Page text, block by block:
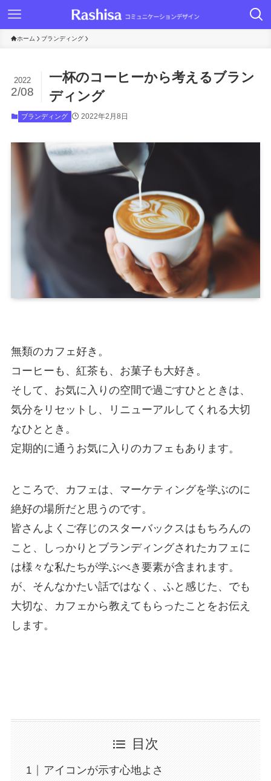
ホーム ブランディング
一杯のコーヒーから考えるブラン
ディング
2022
2/08
ブランディング 2022年2月8日
無類のカフェ好き。
コーヒーも、紅茶も、お菓子も大好き。
そして、お気に入りの空間で過ごすひとときは、
気分をリセットし、リニューアルしてくれる大切
なひととき。
定期的に通うお気に入りのカフェもあります。
ところで、カフェは、マーケティングを学ぶのに
絶好の場所だと思うのです。
皆さんよくご存じのスターバックスはもちろんの
こと、しっかりとブランディングされたカフェに
は様々な私たちが学ぶべき要素が含まれます。
が、そんなかたい話ではなく、ふと感じた、でも
大切な、カフェから教えてもらったことをお伝え
します。
目次
アイコンが示す心地よさ